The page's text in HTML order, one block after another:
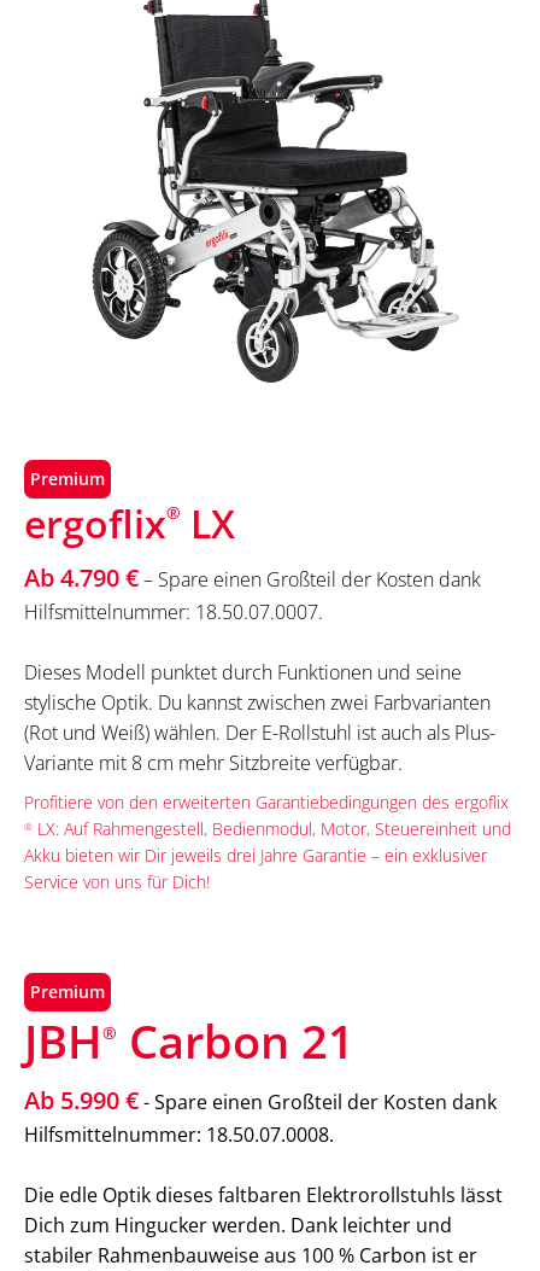
Premium
ergoflix® LX
Ab 4.790 €– Spare einen Großteil der Kosten dank
Hilfsmittelnummer: 18.50.07.0007.
Dieses Modell punktet durch Funktionen und seine
stylische Optik. Du kannst zwischen zwei Farbvarianten
(Rot und Weiß) wählen. Der E-Rollstuhl ist auch als Plus-
Variante mit 8 cm mehr Sitzbreite verfügbar.
Profitiere von den erweiterten Garantiebedingungen des ergoflix
® LX: Auf Rahmengestell, Bedienmodul, Motor, Steuereinheit und
Akku bieten wir Dir jeweils drei Jahre Garantie – ein exklusiver
Service von uns für Dich!
Premium
JBH ® Carbon 21
Ab 5.990 €- Spare einen Großteil der Kosten dank
Hilfsmittelnummer: 18.50.07.0008.
Die edle Optik dieses faltbaren Elektrorollstuhls lässt
Dich zum Hingucker werden. Dank leichter und
stabiler Rahmenbauweise aus 100 % Carbon ist er